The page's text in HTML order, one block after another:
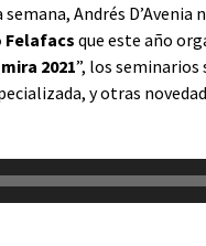
Andrés D’Avenia
Felafacsque este año
2021”, los seminarios
y otras